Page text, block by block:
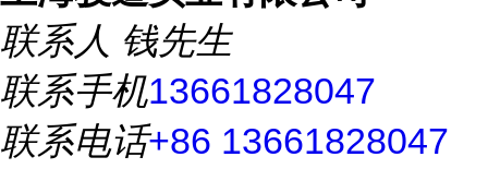
联系人 钱先生
联系手机13661828047
联系电话+86 13661828047